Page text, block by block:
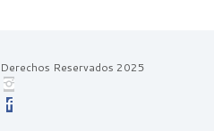
Reservados 2025